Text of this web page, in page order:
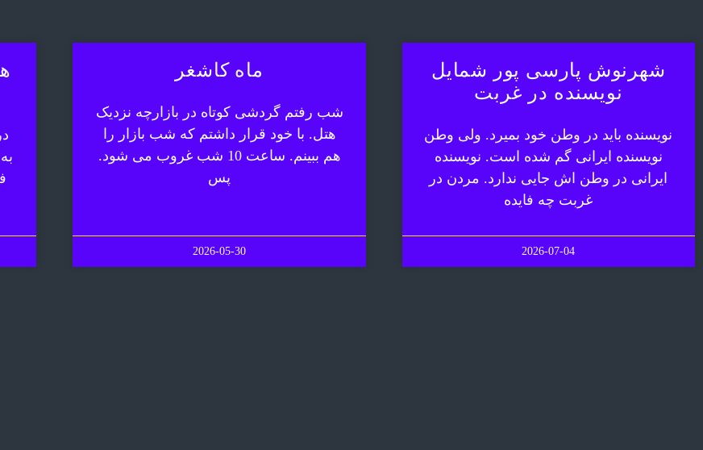
شهرنوش پارسی پور شمایل
نویسنده در غربت
نویسنده باید در وطن خود بمیرد. ولی وطن
نویسنده ایرانی گم شده است. نویسنده
ایرانی در وطن اش جایی ندارد. مردن در
غربت چه فایده
2026-07-04
ماه کاشغر
شب رفتم گردشی کوتاه در بازارچه نزدیک
هتل. با خود قرار داشتم که شب بازار را
هم ببینم. ساعت 10 شب غروب می شود.
پس
2026-05-30